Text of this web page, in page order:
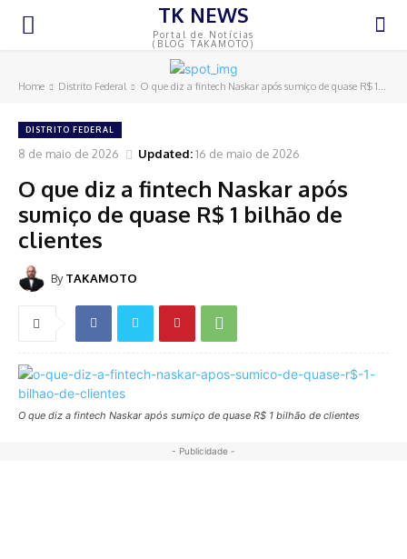
TK NEWS
Portal de Notícias
(BLOG TAKAMOTO)
Home Distrito Federal O que diz a fintech Naskar após sumiço de quase R$ 1...
DISTRITO FEDERAL
8 de maio de 2026 Updated:16 de maio de 2026
O que diz a fintech Naskar após
sumiço de quase R$ 1 bilhão de
clientes
By TAKAMOTO
O que diz a fintech Naskar após sumiço de quase R$ 1 bilhão de clientes
- Publicidade -